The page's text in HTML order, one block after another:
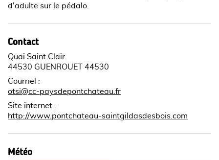
d'adulte sur le pédalo.
Contact
Quai Saint Clair
44530 GUENROUET 44530
Courriel
:
otsi@cc-paysdepontchateau.fr
Site internet :
http://www.pontchateau-saintgildasdesbois.com
Météo